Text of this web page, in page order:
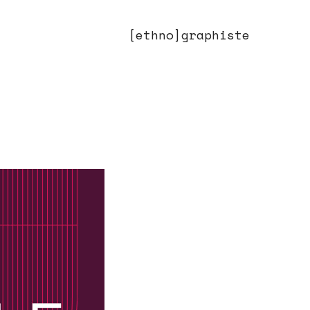
[ethno]graphiste